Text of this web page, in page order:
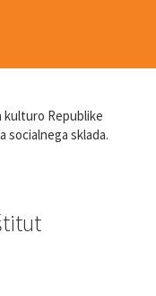
kulturo Republike
socialnega sklada.